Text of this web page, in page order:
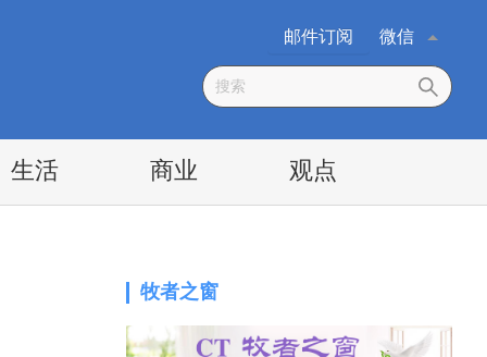
微信
邮件订阅
生活 商业 观点
牧者之窗